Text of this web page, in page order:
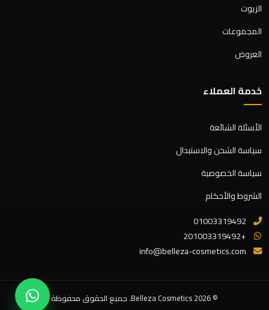
الزيوت
المجموعات
العروض
خدمة العملاء
الأسئلة الشائعة
سياسة الشحن والاستبدال
سياسة الخصوصية
الشروط والأحكام
01003319492
+201003319492
info@belleza-cosmetics.com
© 2026 Belleza Cosmetics. جميع الحقوق محفوظة